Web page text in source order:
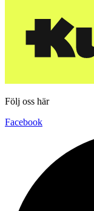
Följ oss här
Facebook